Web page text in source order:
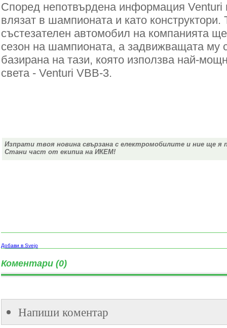
Според непотвърдена информация Venturi
влязат в шампионата и като конструктори.
състезателен автомобил на компанията
сезон на шампионата, а задвижващата му
базирана на тази, която използва най-
света - Venturi VBB-3.
Изпрати твоя новина свързана с електромобилите и ние ще я
Стани част от екипиа на ИКЕМ!
Добави в Svejo
Коментари (0)
Напиши коментар